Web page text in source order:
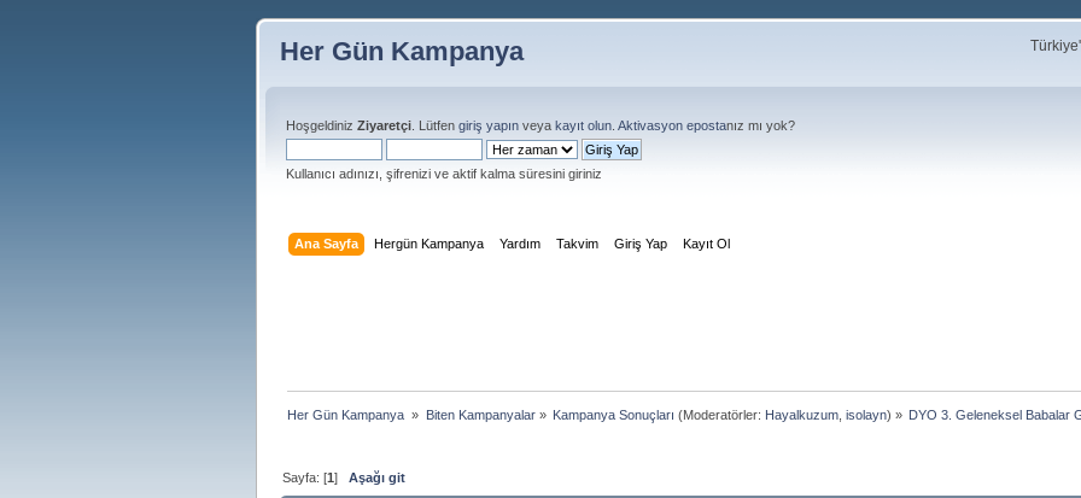
Her Gün Kampanya
Hoşgeldiniz Ziyaretçi . Lütfen giriş yapın veya kayıt olun Aktivasyon epostanız mı yok?
Kullanıcı adınızı, şifrenizi ve aktif kalma süresini giriniz
Ana Sayfa Hergün Kampanya Yardım Takvim Giriş Yap Kayıt Ol
Her Gün Kampanya » Biten Kampanyalar» Kampanya Sonuçları (Moderatörler: Hayalkuzum, isolayn) » DYO 3. Geleneksel Babalar
Sayfa: [1]Aşağı git